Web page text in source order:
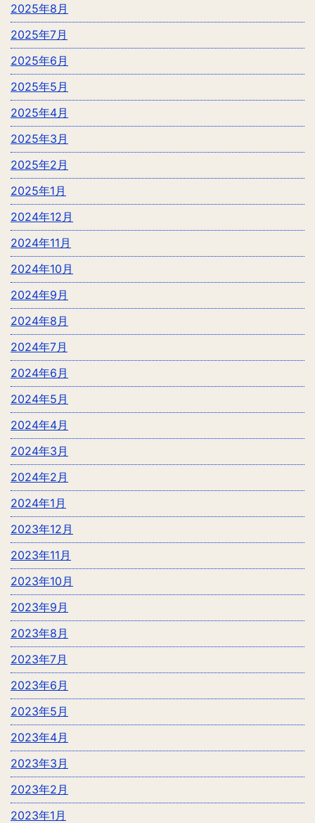
2025年8月
2025年7月
2025年6月
2025年5月
2025年4月
2025年3月
2025年2月
2025年1月
2024年12月
2024年11月
2024年10月
2024年9月
2024年8月
2024年7月
2024年6月
2024年5月
2024年4月
2024年3月
2024年2月
2024年1月
2023年12月
2023年11月
2023年10月
2023年9月
2023年8月
2023年7月
2023年6月
2023年5月
2023年4月
2023年3月
2023年2月
2023年1月